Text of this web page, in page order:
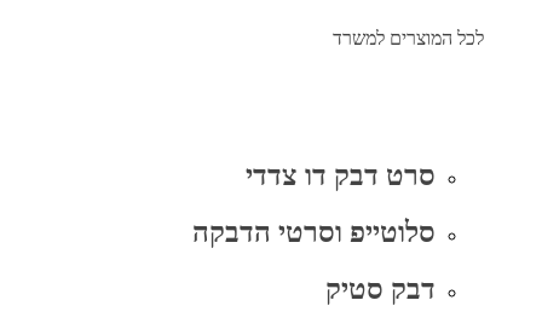
לכל המוצרים למשרד
סרט דבק דו צדדי
סלוטייפ וסרטי הדבקה
דבק סטיק